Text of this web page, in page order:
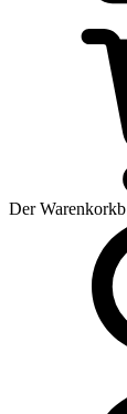
Der Warenkorkb